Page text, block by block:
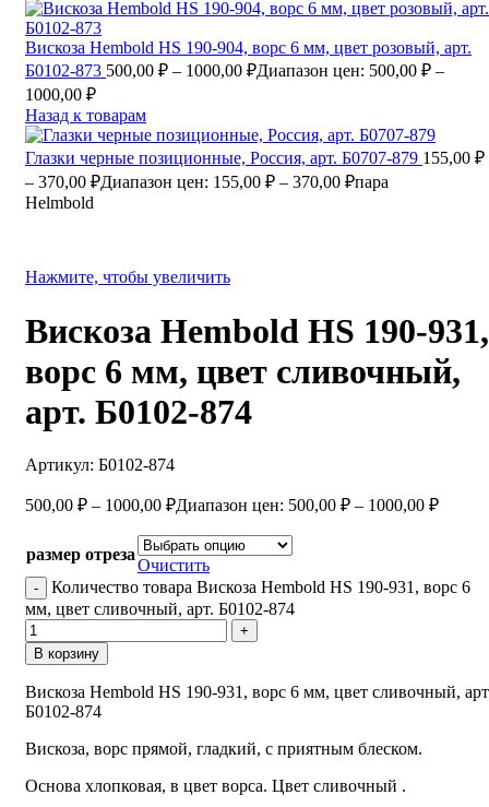
Вискоза Hembold HS 190-904, ворс 6 мм, цвет розовый, арт.
Б0102-873 500,00 ₽ – 1000,00 ₽Диапазон цен: 500,00 ₽ –
1000,00 ₽
Назад к товарам
Глазки черные позиционные, Россия, арт. Б0707-879 155,00 ₽
– 370,00 ₽Диапазон цен: 155,00 ₽ – 370,00 ₽пара
Helmbold
Нажмите, чтобы увеличить
Вискоза Hembold HS 190-931,
ворс 6 мм, цвет сливочный,
арт. Б0102-874
Артикул: Б0102-874
500,00 ₽ – 1000,00 ₽Диапазон цен: 500,00 ₽ – 1000,00 ₽
размер отреза
Очистить
Количество товара Вискоза Hembold HS 190-931, ворс 6
мм, цвет сливочный, арт. Б0102-874
В корзину
Вискоза Hembold HS 190-931, ворс 6 мм, цвет сливочный,
Б0102-874
Вискоза, ворс прямой, гладкий, с приятным блеском.
Основа хлопковая, в цвет ворса. Цвет сливочный .